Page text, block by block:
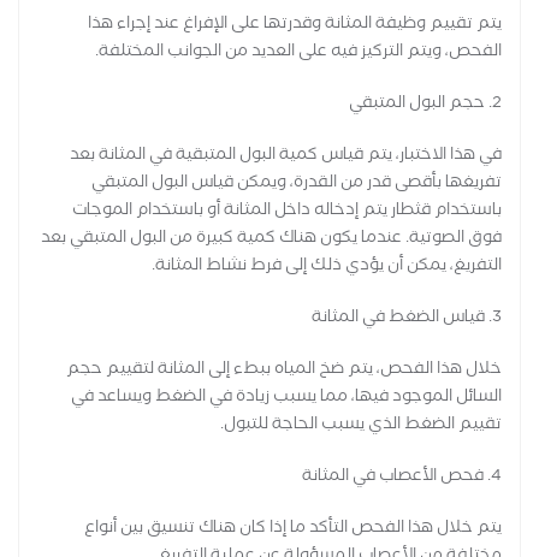
يتم تقييم وظيفة المثانة وقدرتها على الإفراغ عند إجراء هذا
الفحص، ويتم التركيز فيه على العديد من الجوانب المختلفة.
2. حجم البول المتبقي
في هذا الاختبار، يتم قياس كمية البول المتبقية في المثانة بعد
تفريغها بأقصى قدر من القدرة، ويمكن قياس البول المتبقي
باستخدام قثطار يتم إدخاله داخل المثانة أو باستخدام الموجات
فوق الصوتية. عندما يكون هناك كمية كبيرة من البول المتبقي بعد
التفريغ، يمكن أن يؤدي ذلك إلى فرط نشاط المثانة.
3. قياس الضغط في المثانة
خلال هذا الفحص، يتم ضخ المياه ببطء إلى المثانة لتقييم حجم
السائل الموجود فيها، مما يسبب زيادة في الضغط ويساعد في
تقييم الضغط الذي يسبب الحاجة للتبول.
4. فحص الأعصاب في المثانة
يتم خلال هذا الفحص التأكد ما إذا كان هناك تنسيق بين أنواع